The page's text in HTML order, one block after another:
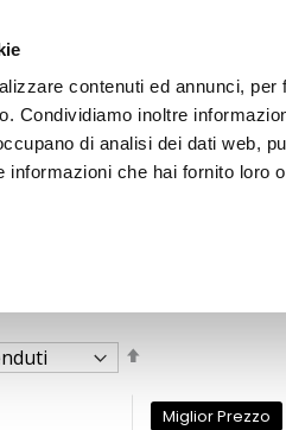
contenuti ed annunci,
Condividiamo inoltre
di analisi dei dati web,
informazioni che hai fornito loro
a siringa
decrescente
Miglior Prezzo